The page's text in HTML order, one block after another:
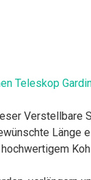
Teleskop
Länge